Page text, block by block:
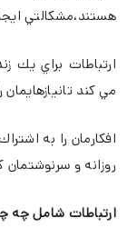
ھستند،مشکالتي
ارتباطات براي يك
مي كند
افكارمان را به
روزانه و
ارتباطات شامل چه